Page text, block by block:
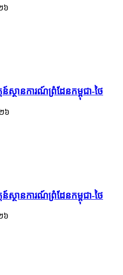
៦
តន៍ស្ថានការណ៍ព្រំដែនកម្ពុជា-ថៃ
៦
តន៍ស្ថានការណ៍ព្រំដែនកម្ពុជា-ថៃ
៦